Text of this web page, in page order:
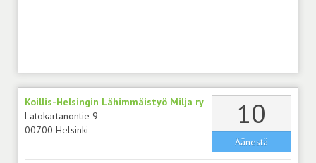
Koillis-Helsingin Lähimmäistyö Milja ry
Latokartanontie 9
00700 Helsinki
10
Äänestä